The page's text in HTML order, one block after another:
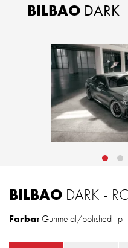
BILBAO DARK
BILBAO DARK -
Farba: Gunmetal/polished lip